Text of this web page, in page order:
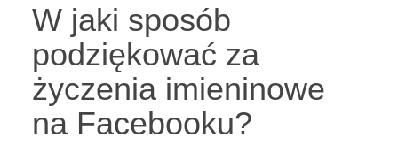
W jaki sposób
podziękować za
życzenia imieninowe
na Facebooku?